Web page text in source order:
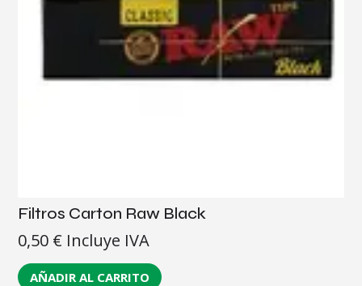
Filtros Carton Raw Black
0,50 € Incluye IVA
AÑADIR AL CARRITO